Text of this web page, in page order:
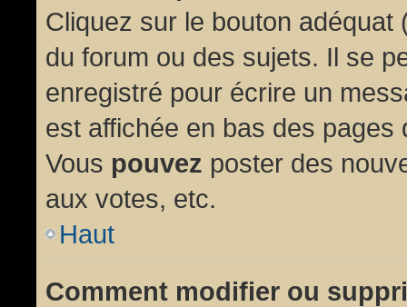
Cliquez sur le bouton
du forum ou des sujets. Il se
enregistré pour écrire un
est affichée en bas des
Vous pouvez poster des
aux votes, etc.
Haut
Comment modifier ou